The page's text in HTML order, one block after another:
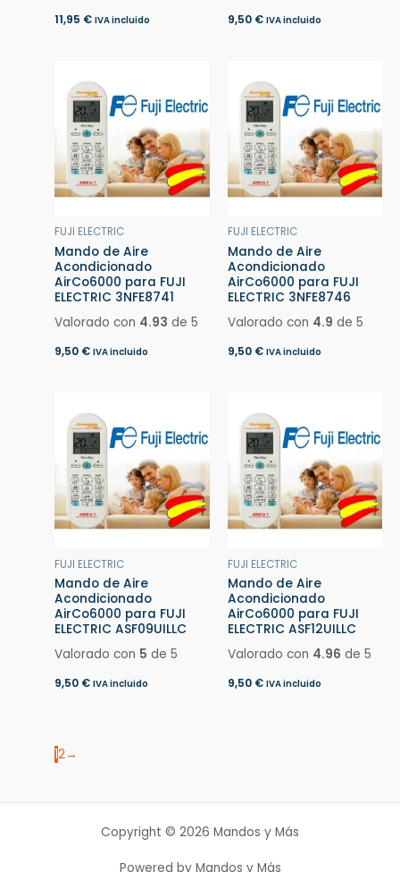
11,95 € IVA incluido 9,50 € IVA incluido
FUJI ELECTRIC
Mando de Aire
Acondicionado
AirCo6000 para FUJI
ELECTRIC 3NFE8741
Valorado con 4.93 de 5
9,50 € IVA incluido
FUJI ELECTRIC
Mando de Aire
Acondicionado
AirCo6000 para FUJI
ELECTRIC 3NFE8746
Valorado con 4.9 de 5
9,50 € IVA incluido
FUJI ELECTRIC
Mando de Aire
Acondicionado
AirCo6000 para FUJI
ELECTRIC ASF09UILLC
Valorado con 5 de 5
9,50 € IVA incluido
FUJI ELECTRIC
Mando de Aire
Acondicionado
AirCo6000 para FUJI
ELECTRIC ASF12UILLC
Valorado con 4.96 de 5
9,50 € IVA incluido
12→
Copyright © 2026 Mandos y Más
Powered by Mandos y Más